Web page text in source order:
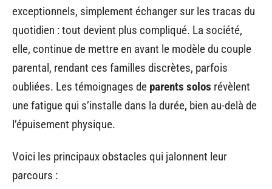
exceptionnels, simplement échanger sur les tracas du
quotidien : tout devient plus compliqué. La société,
elle, continue de mettre en avant le modèle du couple
parental, rendant ces familles discrètes, parfois
oubliées. Les témoignages de parents solos révèlent
une fatigue qui s’installe dans la durée, bien au-delà de
l’épuisement physique.
Voici les principaux obstacles qui jalonnent leur
parcours :